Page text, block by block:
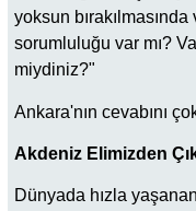
yoksun
sorumluluğu var mı?
miydiniz?"
Ankara'nın cevabını
Akdeniz Elimizden
Dünyada hızla